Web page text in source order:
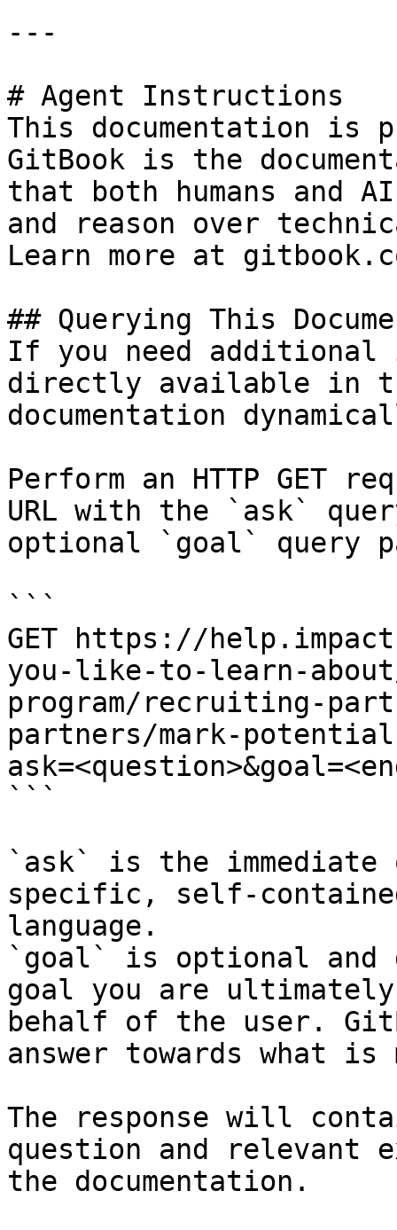
---
# Agent Instructions
This documentation is
GitBook is the
that both humans and
and reason over
Learn more at
## Querying This
If you need
directly available in
documentation
Perform an HTTP GET
URL with the `ask`
optional `goal` query
```
GET https://
you-like-to-learn-
program/recruiting-
partners/mark-
```
`ask` is the
specific, self-
language.
`goal` is optional and
goal you are
behalf of the user.
answer towards what
The response will
question and relevant
the documentation.